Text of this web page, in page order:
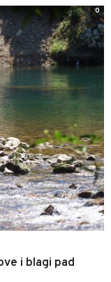
i blagi pad
0